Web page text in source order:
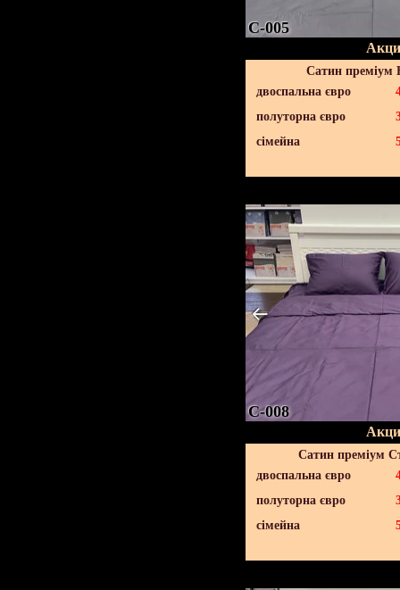
C-005
Сатин преміум
двоспальна євро
полуторна євро
сімейна
C-008
Сатин преміум
двоспальна євро
полуторна євро
сімейна